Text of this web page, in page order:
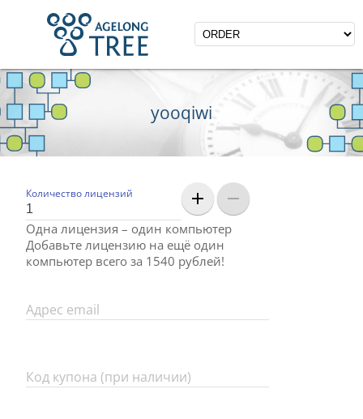
yooqiwi
Количество лицензий add remove
Одна лицензия – один компьютер
Добавьте лицензию на ещё один
компьютер всего за 1540 рублей!
Адрес email
Код купона (при наличии)